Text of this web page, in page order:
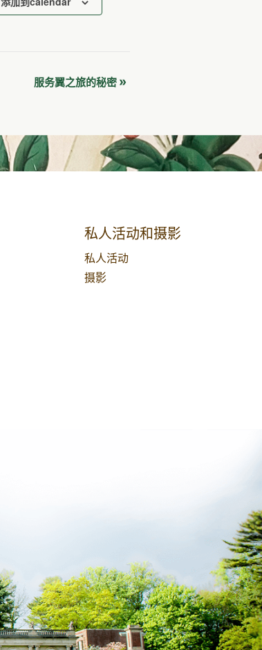
服务翼之旅的秘密 »
私人活动和摄影
私人活动
摄影